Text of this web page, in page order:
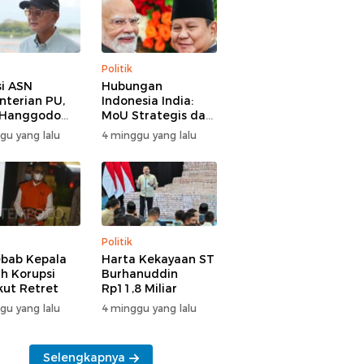
ASN
PU,
yang lalu
Politik
Hubungan
Indonesia India:
MoU Strategis dan
Tantangan Baru
4 minggu yang lalu
Kepala
Korupsi
Retret
yang lalu
Politik
Harta Kekayaan ST
Burhanuddin
Rp11,8 Miliar
4 minggu yang lalu
Selengkapnya